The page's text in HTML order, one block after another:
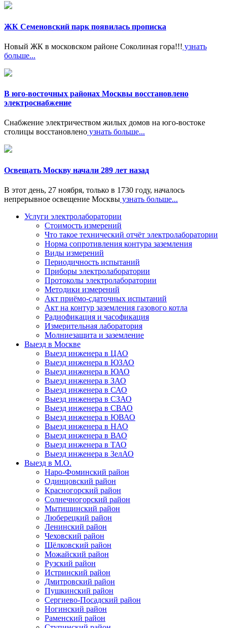
ЖК Семеновский парк появилась прописка
Новый ЖК в московском районе Соколиная гора!!! узнать
больше...
В юго-восточных районах Москвы восстановлено
электроснабжение
Снабжение электричеством жилых домов на юго-востоке
столицы восстановлено узнать больше...
Освещать Москву начали 289 лет назад
В этот день, 27 ноября, только в 1730 году, началось
непрерывное освещение Москвы узнать больше...
Услуги электролаборатории
Стоимость измерений
Что такое технический отчёт электролаборатории
Норма сопротивления контура заземления
Виды измерений
Периодичность испытаний
Приборы электролаборатории
Протоколы электролаборатории
Методики измерений
Акт приёмо-сдаточных испытаний
Акт на контур заземления газового котла
Радиофикация и часофикация
Измерительная лаборатория
Молниезащита и заземление
Выезд в Москве
Выезд инженера в ЦАО
Выезд инженера в ЮЗАО
Выезд инженера в ЮАО
Выезд инженера в ЗАО
Выезд инженера в САО
Выезд инженера в СЗАО
Выезд инженера в СВАО
Выезд инженера в ЮВАО
Выезд инженера в НАО
Выезд инженера в ВАО
Выезд инженера в ТАО
Выезд инженера в ЗелАО
Выезд в М.О.
Наро-Фоминский район
Одинцовский район
Красногорский район
Солнечногорский район
Мытищинский район
Люберецкий район
Ленинский район
Чеховский район
Щёлковский район
Можайский район
Рузский район
Истринский район
Дмитровский район
Пушкинский район
Сергиево-Посадский район
Ногинский район
Раменский район